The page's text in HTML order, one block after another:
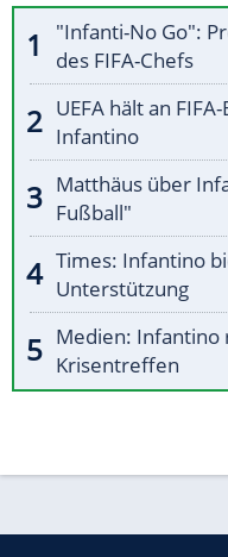
"Infanti-No Go":
des FIFA-Chefs
UEFA hält an
Infantino
Matthäus über
Fußball"
Times: Infantino
Unterstützung
Medien: Infantino
Krisentreffen